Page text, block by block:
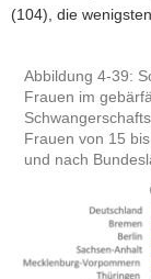
(104), die
Abbildung 4-39:
Frauen im
Frauen von 15
und nach